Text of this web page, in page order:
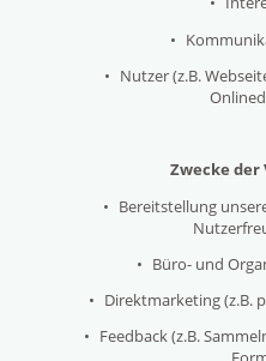
•
• Nutzer (z.B.
Zwecke
• Bereitstellung
• Büro- und
• Direktmarketing (z.B.
• Feedback (z.B.